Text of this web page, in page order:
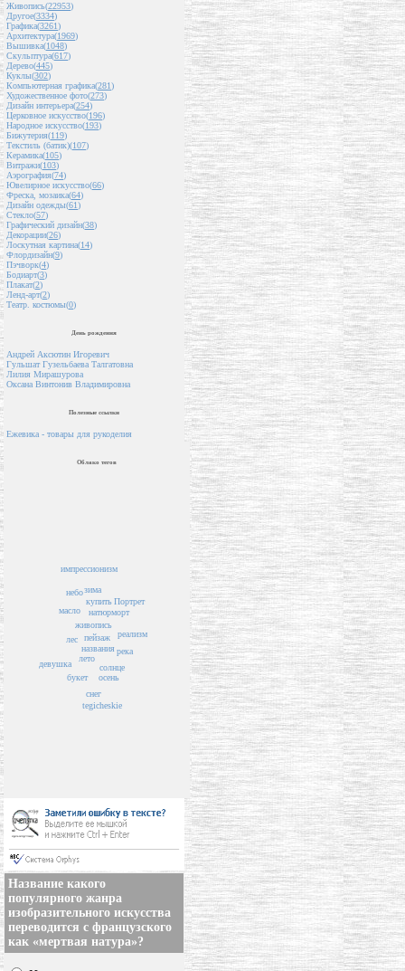
Живопись(22953)
Другое(3334)
Графика(3261)
Архитектура(1969)
Вышивка(1048)
Скульптура(617)
Дерево(445)
Куклы(302)
Компьютерная графика(281)
Художественное фото(273)
Дизайн интерьера(254)
Церковное искусство(196)
Народное искусство(193)
Бижутерия(119)
Текстиль (батик)(107)
Керамика(105)
Витражи(103)
Аэрография(74)
Ювелирное искусство(66)
Фреска, мозаика(64)
Дизайн одежды(61)
Стекло(57)
Графический дизайн(38)
Декорации(26)
Лоскутная картина(14)
Флордизайн(9)
Пэчворк(4)
Бодиарт(3)
Плакат(2)
Ленд-арт(2)
Театр. костюмы(0)
День рождения
Андрей Аксютин Игоревич
Гульшат Гузельбаева Талгатовна
Лилия Мирашурова
Оксана Винтонив Владимировна
Полезные ссылки
Ежевика - товары для рукоделия
Облако тегов
пейзаж
названия
живопись
лето
натюрморт
купить
солнце
лес
зима
осень
букет
масло
река
снег
tegicheskie
реализм
небо
импрессионизм
Портрет
девушка
Название какого
популярного жанра
изобразительного искусства
переводится с французского
как «мертвая натура»?